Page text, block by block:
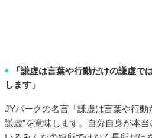
■
「謙虚は言葉や行動だけの謙虚で
します」
JYパークの名言「謙虚は言葉や行動
謙虚”を意味します。自分自身が本